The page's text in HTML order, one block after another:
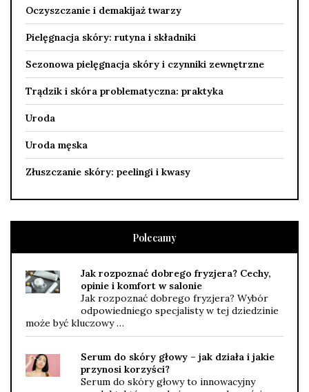
Oczyszczanie i demakijaż twarzy
Pielęgnacja skóry: rutyna i składniki
Sezonowa pielęgnacja skóry i czynniki zewnętrzne
Trądzik i skóra problematyczna: praktyka
Uroda
Uroda męska
Złuszczanie skóry: peelingi i kwasy
Polecamy
Jak rozpoznać dobrego fryzjera? Cechy,
opinie i komfort w salonie
Jak rozpoznać dobrego fryzjera? Wybór
odpowiedniego specjalisty w tej dziedzinie
może być kluczowy …
Serum do skóry głowy – jak działa i jakie
przynosi korzyści?
Serum do skóry głowy to innowacyjny